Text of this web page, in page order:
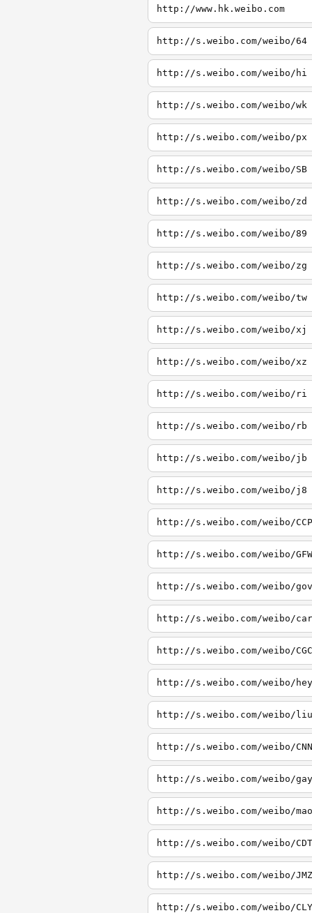
http://www.hk.weibo.com
http://s.weibo.com/weibo/64
http://s.weibo.com/weibo/hi
http://s.weibo.com/weibo/wk
http://s.weibo.com/weibo/px
http://s.weibo.com/weibo/SB
http://s.weibo.com/weibo/zd
http://s.weibo.com/weibo/89
http://s.weibo.com/weibo/zg
http://s.weibo.com/weibo/tw
http://s.weibo.com/weibo/xj
http://s.weibo.com/weibo/xz
http://s.weibo.com/weibo/ri
http://s.weibo.com/weibo/rb
http://s.weibo.com/weibo/jb
http://s.weibo.com/weibo/j8
http://s.weibo.com/weibo/CCP
http://s.weibo.com/weibo/GFW
http://s.weibo.com/weibo/gov
http://s.weibo.com/weibo/car
http://s.weibo.com/weibo/CGC
http://s.weibo.com/weibo/hey
http://s.weibo.com/weibo/liu
http://s.weibo.com/weibo/CNN
http://s.weibo.com/weibo/gay
http://s.weibo.com/weibo/mao
http://s.weibo.com/weibo/CDT
http://s.weibo.com/weibo/JMZ
http://s.weibo.com/weibo/CLY